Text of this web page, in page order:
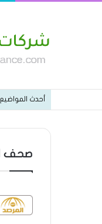
أحدث المواضيع
صحف